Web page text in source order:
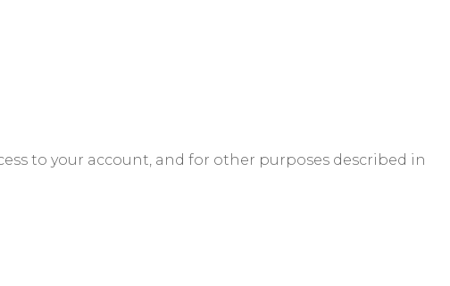
to your account, and for other purposes described in